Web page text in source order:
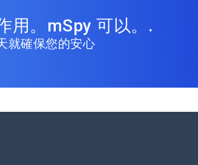
用。mSpy 可以。.
就確保您的安心